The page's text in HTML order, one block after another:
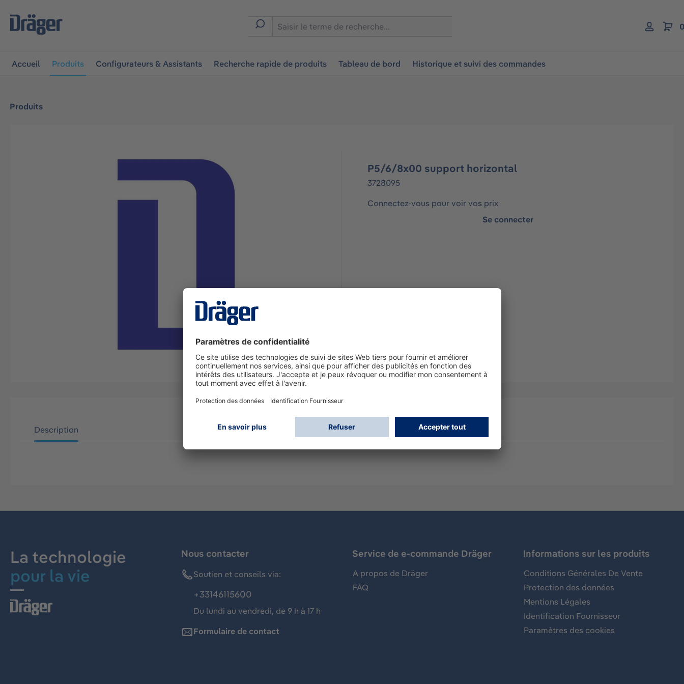
à la navigation principale
Accueil Produits Configurateurs & Assistants Recherche rapide de produits Tableau de bord Historique et suivi des commandes
Produits
P5/6/8x00 support horizontal
3728095
Connectez-vous pour voir vos prix
Se connecter
Description
La technologie
pour la vie
Nous contacter
Soutien et conseils via:
+33146115600
Du lundi au vendredi, de 9 h à 17 h
Formulaire de contact
Service de e-commande Dräger
A propos de Dräger
FAQ
Informations sur les produits
Conditions Générales De Vente
Protection des données
Mentions Légales
Identification Fournisseur
Paramètres des cookies